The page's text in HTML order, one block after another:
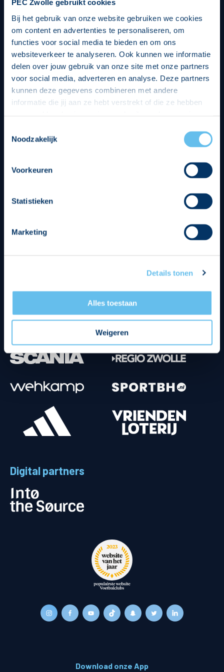
PEC Zwolle gebruikt cookies
Bij het gebruik van onze website gebruiken we cookies
om content en advertenties te personaliseren, om
functies voor social media te bieden en om ons
websiteverkeer te analyseren. Ook kunnen we informatie
delen over jouw gebruik van onze site met onze partners
voor social media, adverteren en analyse. Deze partners
kunnen deze gegevens combineren met andere
informatie die jij aan ze hebt verstrekt of die ze hebben
op een veilige en integere wijze. Je kunt je toestemming
beheren op de privacy- en cookieverklaring pagina.
Noodzakelijk
Voorkeuren
Statistieken
Marketing
Details tonen
Alles toestaan
Weigeren
Digital partners
Download onze App